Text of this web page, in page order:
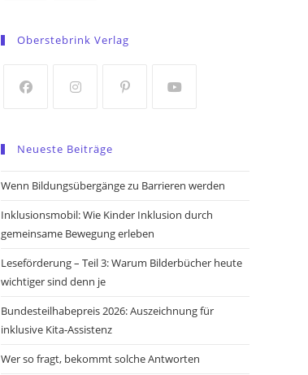
a
tab
Oberstebrink Verlag
a
new
a
new
new
Neueste Beiträge
Wenn Bildungsübergänge zu Barrieren werden
Inklusionsmobil: Wie Kinder Inklusion durch
gemeinsame Bewegung erleben
Leseförderung – Teil 3: Warum Bilderbücher heute
wichtiger sind denn je
Bundesteilhabepreis 2026: Auszeichnung für
inklusive Kita-Assistenz
Wer so fragt, bekommt solche Antworten